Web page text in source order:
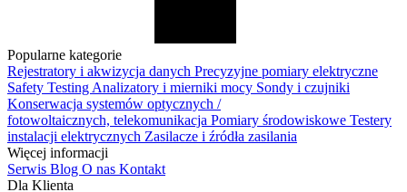
Popularne kategorie
Rejestratory i akwizycja danych Precyzyjne pomiary elektryczne
Safety Testing Analizatory i mierniki mocy Sondy i czujniki
Konserwacja systemów optycznych /
fotowoltaicznych, telekomunikacja Pomiary środowiskowe Testery
instalacji elektrycznych Zasilacze i źródła zasilania
Więcej informacji
Serwis Blog O nas Kontakt
Dla Klienta